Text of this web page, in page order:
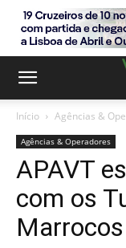
Início Agências &
Agências & Operadores
APAVT
com os
Marrocos